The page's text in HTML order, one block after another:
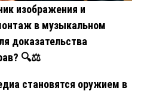
изображения и
в музыкальном
доказательства
🔍⚖️
становятся оружием в